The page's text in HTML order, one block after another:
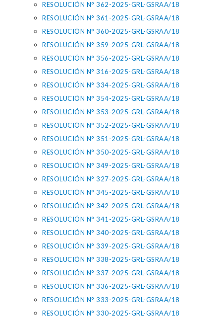
RESOLUCIÓN N° 362-2025-GRL-GSRAA/18
RESOLUCIÓN N° 361-2025-GRL-GSRAA/18
RESOLUCIÓN N° 360-2025-GRL-GSRAA/18
RESOLUCIÓN N° 359-2025-GRL-GSRAA/18
RESOLUCIÓN N° 356-2025-GRL-GSRAA/18
RESOLUCIÓN N° 316-2025-GRL-GSRAA/18
RESOLUCIÓN N° 334-2025-GRL-GSRAA/18
RESOLUCIÓN N° 354-2025-GRL-GSRAA/18
RESOLUCIÓN N° 353-2025-GRL-GSRAA/18
RESOLUCIÓN N° 352-2025-GRL-GSRAA/18
RESOLUCIÓN N° 351-2025-GRL-GSRAA/18
RESOLUCIÓN N° 350-2025-GRL-GSRAA/18
RESOLUCIÓN N° 349-2025-GRL-GSRAA/18
RESOLUCIÓN N° 327-2025-GRL-GSRAA/18
RESOLUCIÓN N° 345-2025-GRL-GSRAA/18
RESOLUCIÓN N° 342-2025-GRL-GSRAA/18
RESOLUCIÓN N° 341-2025-GRL-GSRAA/18
RESOLUCIÓN N° 340-2025-GRL-GSRAA/18
RESOLUCIÓN N° 339-2025-GRL-GSRAA/18
RESOLUCIÓN N° 338-2025-GRL-GSRAA/18
RESOLUCIÓN N° 337-2025-GRL-GSRAA/18
RESOLUCIÓN N° 336-2025-GRL-GSRAA/18
RESOLUCIÓN N° 333-2025-GRL-GSRAA/18
RESOLUCIÓN N° 330-2025-GRL-GSRAA/18